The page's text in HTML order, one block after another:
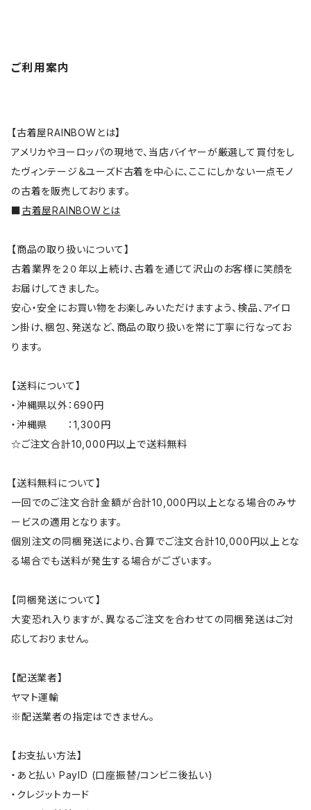
ご利用案内
【古着屋RAINBOWとは】
アメリカやヨーロッパの現地で、当店バイヤーが厳選して買付をし
たヴィンテージ＆ユーズド古着を中心に、ここにしかない一点モノ
の古着を販売しております。
■古着屋RAINBOWとは
【商品の取り扱いについて】
古着業界を２０年以上続け、古着を通じて沢山のお客様に笑顔を
お届けしてきました。
安心・安全にお買い物をお楽しみいただけますよう、検品、アイロ
ン掛け、梱包、発送など、商品の取り扱いを常に丁寧に行なってお
ります。
【送料について】
・沖縄県以外：690円
・沖縄県 ：1,300円
☆ご注文合計10,000円以上で送料無料
【送料無料について】
一回でのご注文合計金額が合計10,000円以上となる場合のみサ
ービスの適用となります。
個別注文の同梱発送により、合算でご注文合計10,000円以上とな
る場合でも送料が発生する場合がございます。
【同梱発送について】
大変恐れ入りますが、異なるご注文を合わせての同梱発送はご対
応しておりません。
【配送業者】
ヤマト運輸
※配送業者の指定はできません。
【お支払い方法】
・あと払い PayID (口座振替/コンビニ後払い)
・クレジットカード